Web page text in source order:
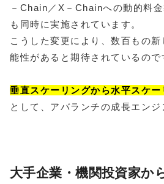
－Chain／X－Chainへの動的料
も同時に実施されています。
こうした変更により、数百もの
能性があると期待されているので
垂直スケーリングから水平スケ
として、アバランチの成長エンジ
大手企業・機関投資家か